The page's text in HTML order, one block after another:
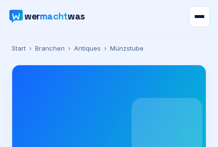
wermachtwas
Verzeichnis
Karte
Start › Branchen › Antiques › Münzstube